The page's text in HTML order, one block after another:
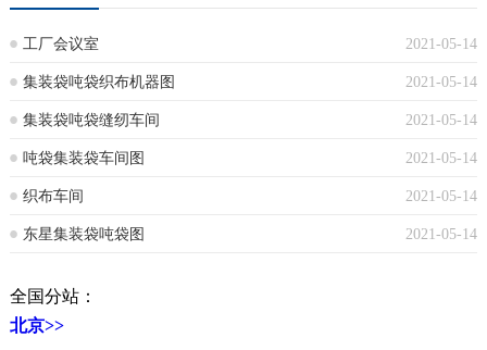
2021-05-14
工厂会议室
2021-05-14
集装袋吨袋织布机器图
2021-05-14
集装袋吨袋缝纫车间
2021-05-14
吨袋集装袋车间图
2021-05-14
织布车间
2021-05-14
东星集装袋吨袋图
全国分站：
北京>>